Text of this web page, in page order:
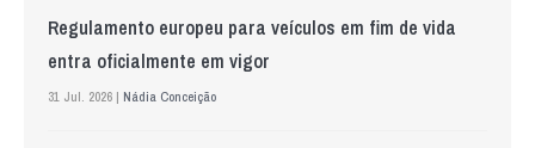
Regulamento europeu para veículos em fim de vida
entra oficialmente em vigor
31 Jul. 2026 | Nádia Conceição